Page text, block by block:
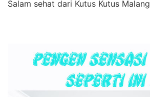
Salam sehat dari Kutus Kutus Malang